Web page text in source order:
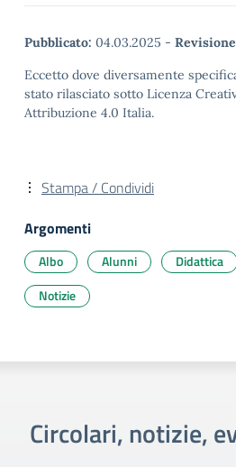
Pubblicato: 04.03.2025 -
Eccetto dove diversamente
stato rilasciato sotto Licenza
Attribuzione 4.0 Italia.
Stampa / Condividi
Argomenti
Albo Alunni Didattica
Notizie
Circolari, notizie,